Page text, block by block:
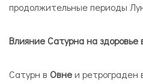
продолжительные периоды
Влияние Сатурна на здоровье
Сатурн в Овнеи ретрограден